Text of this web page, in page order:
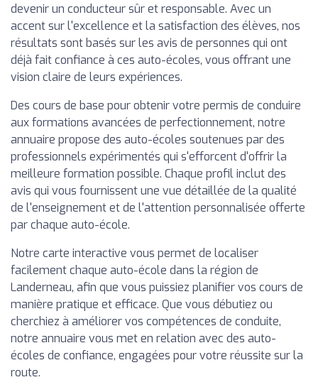
devenir un conducteur sûr et responsable. Avec un
accent sur l'excellence et la satisfaction des élèves, nos
résultats sont basés sur les avis de personnes qui ont
déjà fait confiance à ces auto-écoles, vous offrant une
vision claire de leurs expériences.
Des cours de base pour obtenir votre permis de conduire
aux formations avancées de perfectionnement, notre
annuaire propose des auto-écoles soutenues par des
professionnels expérimentés qui s'efforcent d'offrir la
meilleure formation possible. Chaque profil inclut des
avis qui vous fournissent une vue détaillée de la qualité
de l'enseignement et de l'attention personnalisée offerte
par chaque auto-école.
Notre carte interactive vous permet de localiser
facilement chaque auto-école dans la région de
Landerneau, afin que vous puissiez planifier vos cours de
manière pratique et efficace. Que vous débutiez ou
cherchiez à améliorer vos compétences de conduite,
notre annuaire vous met en relation avec des auto-
écoles de confiance, engagées pour votre réussite sur la
route.